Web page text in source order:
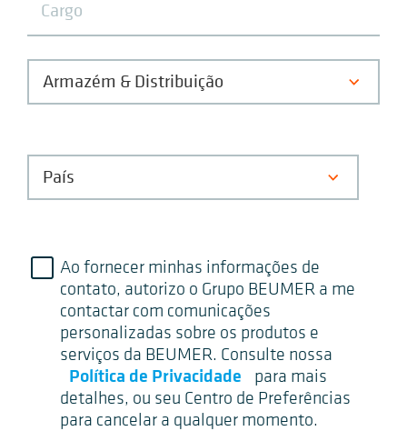
Ao fornecer minhas informações de
contato, autorizo o Grupo BEUMER a me
contactar com comunicações
personalizadas sobre os produtos e
serviços da BEUMER. Consulte nossa
Política de Privacidade
para mais
detalhes, ou seu Centro de Preferências
para cancelar a qualquer momento.